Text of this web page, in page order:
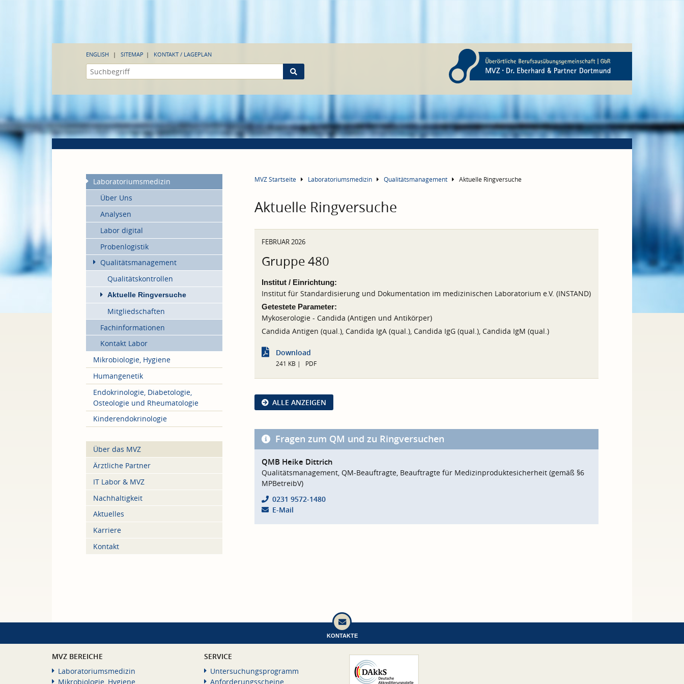
ENGLISH SITEMAP KONTAKT / LAGEPLAN
Laboratoriumsmedizin
Über Uns
Analysen
Labor digital
Probenlogistik
Qualitätsmanagement
Qualitätskontrollen
Aktuelle Ringversuche
Mitgliedschaften
Fachinformationen
Kontakt Labor
Mikrobiologie, Hygiene
Humangenetik
Endokrinologie, Diabetologie,
Osteologie und Rheumatologie
Kinderendokrinologie
Über das MVZ
Ärztliche Partner
IT Labor & MVZ
Nachhaltigkeit
Aktuelles
Karriere
Kontakt
MVZ Startseite Laboratoriumsmedizin Qualitätsmanagement Aktuelle Ringversuche
Aktuelle Ringversuche
FEBRUAR 2026
Gruppe 480
Institut / Einrichtung:
Institut für Standardisierung und Dokumentation im medizinischen Laboratorium e.V. (INSTAND)
Getestete Parameter:
Mykoserologie - Candida (Antigen und Antikörper)
Candida Antigen (qual.), Candida IgA (qual.), Candida IgG (qual.), Candida IgM (qual.)
Download
241 KB PDF
ALLE ANZEIGEN
Fragen zum QM und zu Ringversuchen
QMB Heike Dittrich
Qualitätsmanagement, QM-Beauftragte, Beauftragte für Medizinproduktesicherheit (gemäß §6
MPBetreibV)
0231 9572-1480
E-Mail
KONTAKTE
MVZ BEREICHE
Laboratoriumsmedizin
Mikrobiologie, Hygiene
SERVICE
Untersuchungsprogramm
Anforderungsscheine